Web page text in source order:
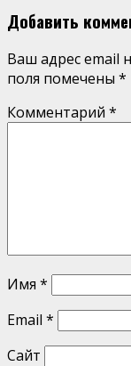
Добавить
Ваш адрес email
поля помечены *
Комментарий *
Имя *
Email *
Сайт